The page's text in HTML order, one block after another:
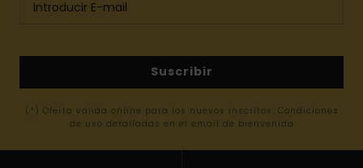
Suscribir
(*) Oferta valida online para los nuevos inscritos. Condiciones
de uso detalladas en el email de bienvenida